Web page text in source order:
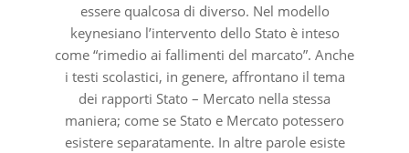
essere qualcosa di diverso. Nel modello
keynesiano l’intervento dello Stato è inteso
come “rimedio ai fallimenti del marcato”. Anche
i testi scolastici, in genere, affrontano il tema
dei rapporti Stato – Mercato nella stessa
maniera; come se Stato e Mercato potessero
esistere separatamente. In altre parole esiste